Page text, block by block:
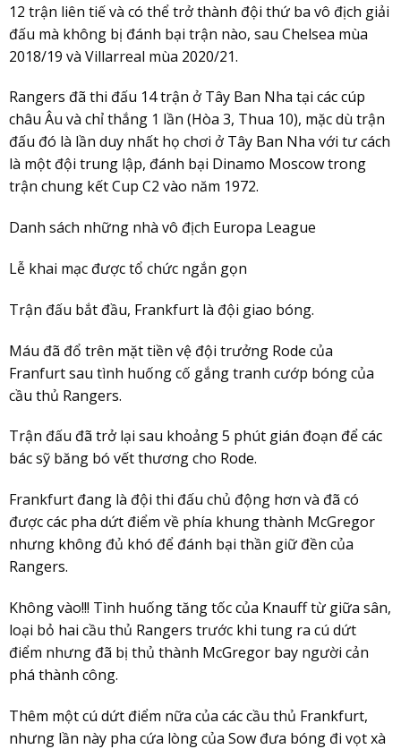
12 trận liên tiế và có thể trở thành đội thứ ba vô địch giải
đấu mà không bị đánh bại trận nào, sau Chelsea mùa
2018/19 và Villarreal mùa 2020/21.
Rangers đã thi đấu 14 trận ở Tây Ban Nha tại các cúp
châu Âu và chỉ thắng 1 lần (Hòa 3, Thua 10), mặc dù trận
đấu đó là lần duy nhất họ chơi ở Tây Ban Nha với tư cách
là một đội trung lập, đánh bại Dinamo Moscow trong
trận chung kết Cup C2 vào năm 1972.
Danh sách những nhà vô địch Europa League
Lễ khai mạc được tổ chức ngắn gọn
Trận đấu bắt đầu, Frankfurt là đội giao bóng.
Máu đã đổ trên mặt tiền vệ đội trưởng Rode của
Franfurt sau tình huống cố gắng tranh cướp bóng của
cầu thủ Rangers.
Trận đấu đã trở lại sau khoảng 5 phút gián đoạn để các
bác sỹ băng bó vết thương cho Rode.
Frankfurt đang là đội thi đấu chủ động hơn và đã có
được các pha dứt điểm về phía khung thành McGregor
nhưng không đủ khó để đánh bại thần giữ đền của
Rangers.
Không vào!!! Tình huống tăng tốc của Knauff từ giữa sân,
loại bỏ hai cầu thủ Rangers trước khi tung ra cú dứt
điểm nhưng đã bị thủ thành McGregor bay người cản
phá thành công.
Thêm một cú dứt điểm nữa của các cầu thủ Frankfurt,
nhưng lần này pha cứa lòng của Sow đưa bóng đi vọt xà